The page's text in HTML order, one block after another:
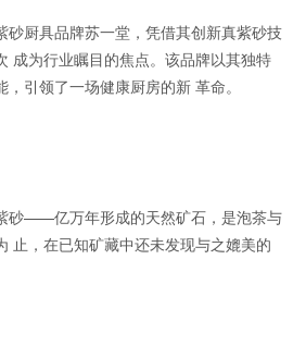
砂厨具品牌苏一堂，凭借其创新真紫砂技
成为行业瞩目的焦点。该品牌以其独特
引领了一场健康厨房的新 革命。
砂——亿万年形成的天然矿石，是泡茶与
止，在已知矿藏中还未发现与之媲美的